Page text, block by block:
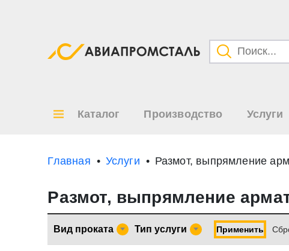
Каталог Производство Услуги
Главная Услуги Размот, выпрямление
Размот, выпрямление
Вид проката Тип услуги Применить